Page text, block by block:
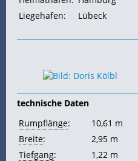
Liegehafen:
Lübeck
technische Daten
Rumpflänge:
10,61 m
Breite:
2,95 m
Tiefgang:
1,22 m